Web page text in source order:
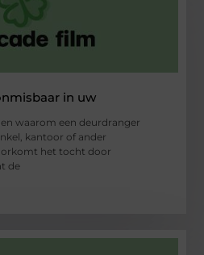
in uw
waarom een deurdranger
kantoor of ander
het tocht door
de